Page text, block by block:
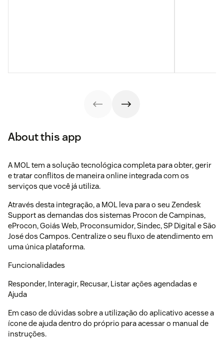
About this app
A MOL tem a solução tecnológica completa para obter, gerir
e tratar conflitos de maneira online integrada com os
serviços que você já utiliza.
Através desta integração, a MOL leva para o seu Zendesk
Support as demandas dos sistemas Procon de Campinas,
eProcon, Goiás Web, Proconsumidor, Sindec, SP Digital e São
José dos Campos. Centralize o seu fluxo de atendimento em
uma única plataforma.
Funcionalidades
Responder, Interagir, Recusar, Listar ações agendadas e
Ajuda
Em caso de dúvidas sobre a utilização do aplicativo acesse a
ícone de ajuda dentro do próprio para acessar o manual de
instruções.